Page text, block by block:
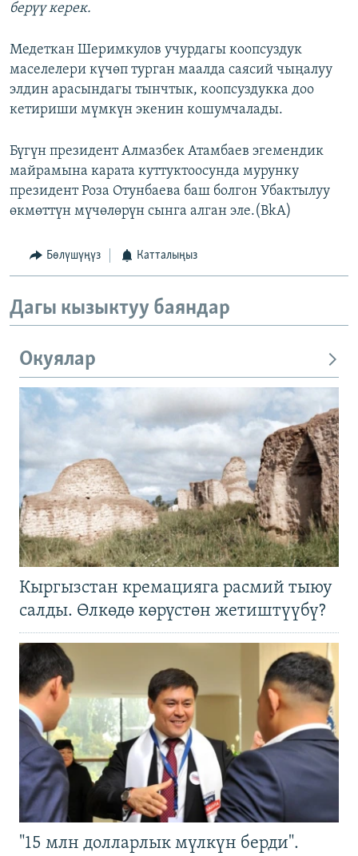
берүү керек.
Медеткан Шеримкулов учурдагы коопсуздук
маселелери күчөп турган маалда саясий чыңалуу
элдин арасындагы тынчтык, коопсуздукка доо
кетириши мүмкүн экенин кошумчалады.
Бүгүн президент Алмазбек Атамбаев эгемендик
майрамына карата куттуктоосунда мурунку
президент Роза Отунбаева баш болгон Убактылуу
өкмөттүн мүчөлөрүн сынга алган эле.(BkA)
Бөлүшүңүз Катталыңыз
Дагы кызыктуу баяндар
Окуялар
Кыргызстан кремацияга расмий тыюу
салды. Өлкөдө көрүстөн жетиштүүбү?
"15 млн долларлык мүлкүн берди".